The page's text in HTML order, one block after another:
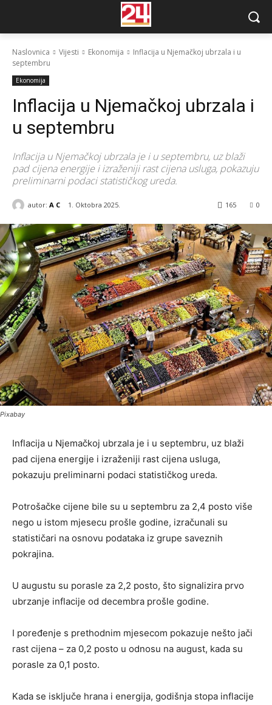
Naslovnica Vijesti Ekonomija
Inflacija u Njemačkoj ubrzala i u
septembru
Ekonomija
Inflacija u Njemačkoj ubrzala i
u septembru
Inflacija u Njemačkoj ubrzala je i u septembru, uz blaži
pad cijena energije i izraženiji rast cijena usluga, pokazuju
preliminarni podaci statističkog ureda.
autor: A C 1. Oktobra 2025. 0
165
Pixabay
Inflacija u Njemačkoj ubrzala je i u septembru, uz blaži
pad cijena energije i izraženiji rast cijena usluga,
pokazuju preliminarni podaci statističkog ureda.
Potrošačke cijene bile su u septembru za 2,4 posto više
nego u istom mjesecu prošle godine, izračunali su
statističari na osnovu podataka iz grupe saveznih
pokrajina.
U augustu su porasle za 2,2 posto, što signalizira prvo
ubrzanje inflacije od decembra prošle godine.
I poređenje s prethodnim mjesecom pokazuje nešto jači
rast cijena – za 0,2 posto u odnosu na august, kada su
porasle za 0,1 posto.
Kada se isključe hrana i energija, godišnja stopa inflacije